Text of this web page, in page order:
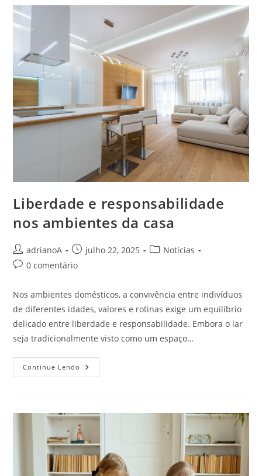
O
Problema
Dependência
Liberdade e responsabilidade
nos ambientes da casa
Autor
do
adrianoA
Post
publicado:
julho 22, 2025
Categoria
Notícias
Comentários
post:
0 comentário
Nos ambientes domésticos, a convivência entre indivíduos
de diferentes idades, valores e rotinas exige um equilíbrio
delicado entre liberdade e responsabilidade. Embora o lar
seja tradicionalmente visto como um espaço…
Continue Lendo Liberdade
E
Casa